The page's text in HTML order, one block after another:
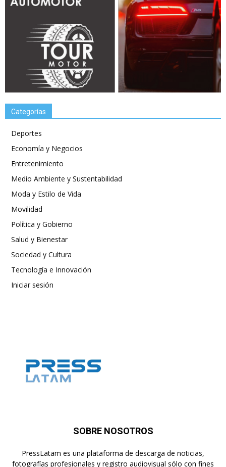
Categorías
Deportes
Economía y Negocios
Entretenimiento
Medio Ambiente y Sustentabilidad
Moda y Estilo de Vida
Movilidad
Política y Gobierno
Salud y Bienestar
Sociedad y Cultura
Tecnología e Innovación
Iniciar sesión
SOBRE NOSOTROS
PressLatam es una plataforma de descarga de noticias,
fotografías profesionales y registro audiovisual sólo con fines